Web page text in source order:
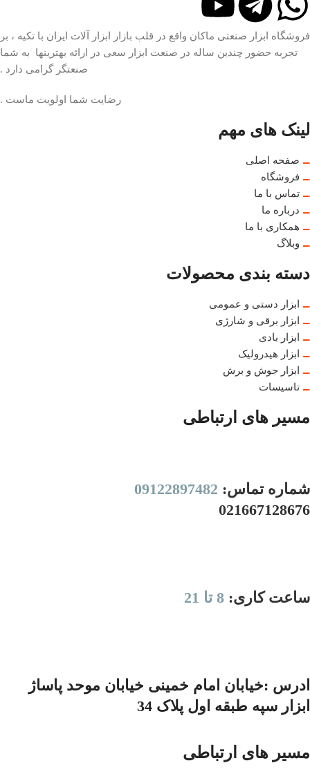
فروشگاه ابزار صنعتی ماکان واقع در قلب بازار ابزار آلات ایران با تکیه ، بر
تجربه حضور چندین ساله در صنعت ابزار سعی در ارائه بهترینها به شما
صنعتگر گرامی دارد .
رضایت شما اولویت ماست .
لینک های مهم
صفحه اصلی
فروشگاه
تماس با ما
درباره ما
همکاری با ما
وبلاگ
دسته بندی محصولات
ابزار دستی و عمومی
ابزار برقی و شارژی
ابزار بادی
ابزار هیدرولیک
ابزار جوش و برش
تاسیسات
مسیر های ارتباطی
شماره تماس: 09122897482
021667128676
ساعت کاری: 8 تا 21
ادرس :خیابان امام خمینی خیابان موحد پاساژ
ابزار سپه طبقه اول پلاک 34
مسیر های ارتباطی